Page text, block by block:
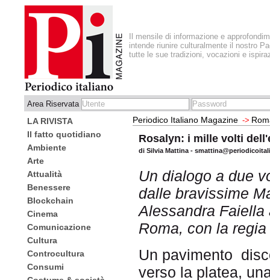
Il mensile di informazione e
intende riunire culturalmente il nostro
tutte le sue tradizioni, vocazioni e
Area Riservata
LA RIVISTA
Il fatto quotidiano
Ambiente
Arte
Attualità
Benessere
Blockchain
Cinema
Comunicazione
Cultura
Controcultura
Consumi
Periodico Italiano Magazine ->
Rosalyn: i mille volti
di Silvia Mattina -
Un dialogo a due
dalle bravissime
Alessandra
Roma, con la
Un pavimento
verso la platea,